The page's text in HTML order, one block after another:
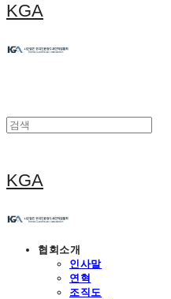
KGA
KGA
협회소개
인사말
연혁
조직도